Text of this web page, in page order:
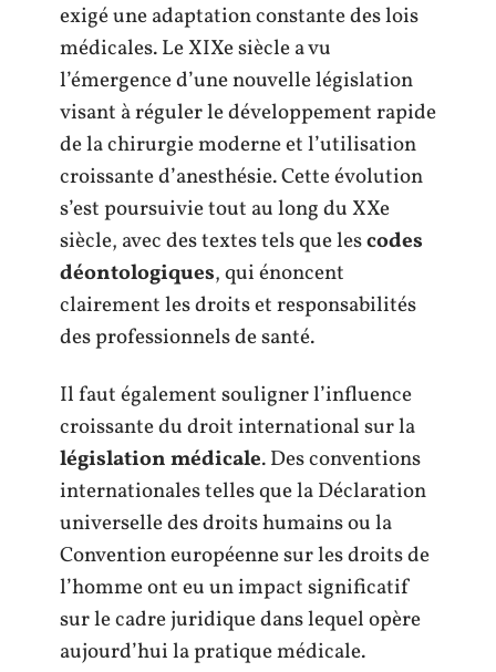
exigé une adaptation constante des lois
médicales. Le XIXe siècle a vu
l’émergence d’une nouvelle législation
visant à réguler le développement rapide
de la chirurgie moderne et l’utilisation
croissante d’anesthésie. Cette évolution
s’est poursuivie tout au long du XXe
siècle, avec des textes tels que lescodes
déontologiques, qui énoncent
clairement les droits et responsabilités
des professionnels de santé.
Il faut également souligner l’influence
croissante du droit international sur la
législation médicale. Des conventions
internationales telles que la Déclaration
universelle des droits humains ou la
Convention européenne sur les droits de
l’homme ont eu un impact significatif
sur le cadre juridique dans lequel opère
aujourd’hui la pratique médicale.